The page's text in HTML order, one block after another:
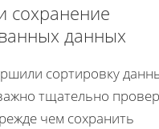
сохранение
данных
сортировку
тщательно
чем сохранить